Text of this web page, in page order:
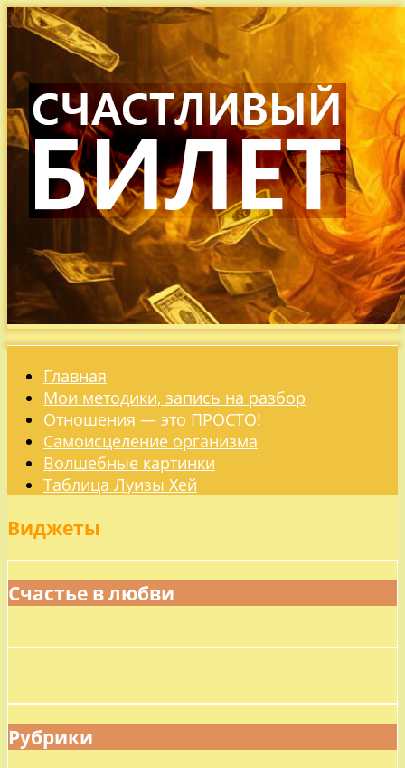
Главная
Мои методики, запись на разбор
Отношения — это ПРОСТО!
Самоисцеление организма
Волшебные картинки
Таблица Луизы Хей
Виджеты
Счастье в любви
Рубрики